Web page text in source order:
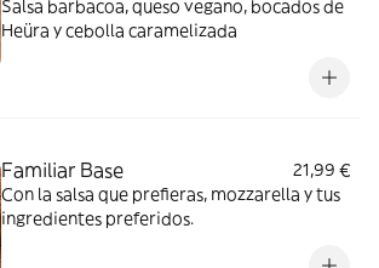
Salsa barbacoa, queso vegano, bocados de
Heüra y cebolla caramelizada
Familiar Base
21,99 €
Con la salsa que prefieras, mozzarella y tus
ingredientes preferidos.